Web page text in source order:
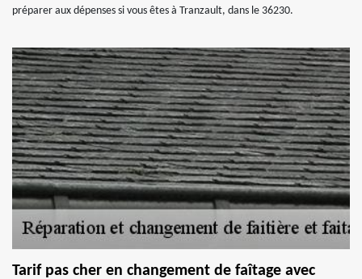
préparer aux dépenses si vous êtes à Tranzault, dans le 36230.
Tarif pas cher en changement de faîtage avec